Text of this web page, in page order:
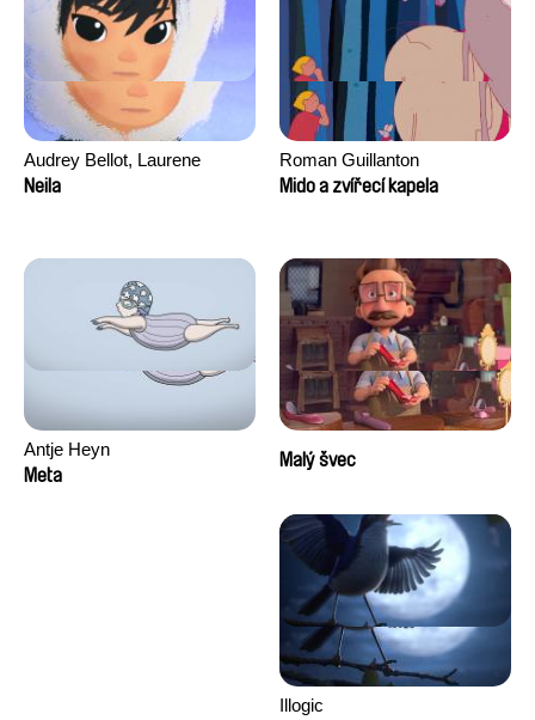
Audrey Bellot, Laurene
Desoutter, Amandine
David Tabar, Guillaume
Vezzoli, Eline Zhang
Neila
Roman Guillanton
Mido a zvířecí kapela
Antje Heyn
Meta
Malý švec
Illogic